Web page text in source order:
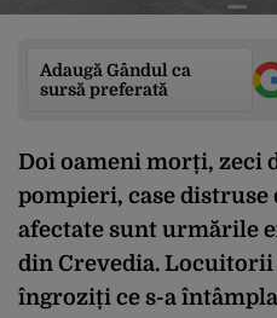
Adaugă Gândul ca
sursă preferată
Doi oameni morți, zeci
pompieri, case distruse
afectate sunt urmările
din Crevedia.
îngroziți ce s-a